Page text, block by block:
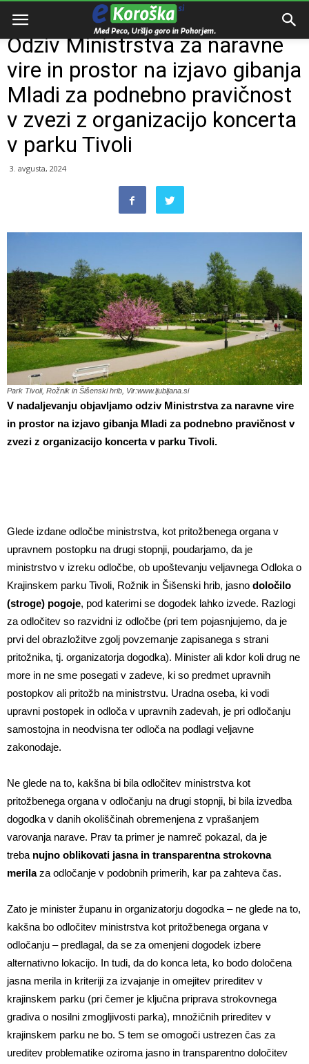
Domov
Odziv Ministrstva za naravne
vire in prostor na izjavo gibanja
Mladi za podnebno pravičnost
v zvezi z organizacijo koncerta
v parku Tivoli
3. avgusta, 2024
Park Tivoli, Rožnik in Šišenski hrib, Vir:www.ljubljana.si
V nadaljevanju objavljamo odziv Ministrstva za naravne vire
in prostor na izjavo gibanja Mladi za podnebno pravičnost v
zvezi z organizacijo koncerta v parku Tivoli.
Glede izdane odločbe ministrstva, kot pritožbenega organa v
upravnem postopku na drugi stopnji, poudarjamo, da je
ministrstvo v izreku odločbe, ob upoštevanju veljavnega Odloka o
Krajinskem parku Tivoli, Rožnik in Šišenski hrib, jasno določilo
(stroge) pogoje, pod katerimi se dogodek lahko izvede. Razlogi
za odločitev so razvidni iz odločbe (pri tem pojasnjujemo, da je
prvi del obrazložitve zgolj povzemanje zapisanega s strani
pritožnika, tj. organizatorja dogodka). Minister ali kdor koli drug ne
more in ne sme posegati v zadeve, ki so predmet upravnih
postopkov ali pritožb na ministrstvu. Uradna oseba, ki vodi
upravni postopek in odloča v upravnih zadevah, je pri odločanju
samostojna in neodvisna ter odloča na podlagi veljavne
zakonodaje.
Ne glede na to, kakšna bi bila odločitev ministrstva kot
pritožbenega organa v odločanju na drugi stopnji, bi bila izvedba
dogodka v danih okoliščinah obremenjena z vprašanjem
varovanja narave. Prav ta primer je namreč pokazal, da je
treba nujno oblikovati jasna in transparentna strokovna
merilaza odločanje v podobnih primerih, kar pa zahteva čas.
Zato je minister županu in organizatorju dogodka – ne glede na to,
kakšna bo odločitev ministrstva kot pritožbenega organa v
odločanju – predlagal, da se za omenjeni dogodek izbere
alternativno lokacijo. In tudi, da do konca leta, ko bodo določena
jasna merila in kriteriji za izvajanje in omejitev prireditev v
krajinskem parku (pri čemer je ključna priprava strokovnega
gradiva o nosilni zmogljivosti parka), množičnih prireditev v
krajinskem parku ne bo. S tem se omogoči ustrezen čas za
ureditev problematike oziroma jasno in transparentno določitev